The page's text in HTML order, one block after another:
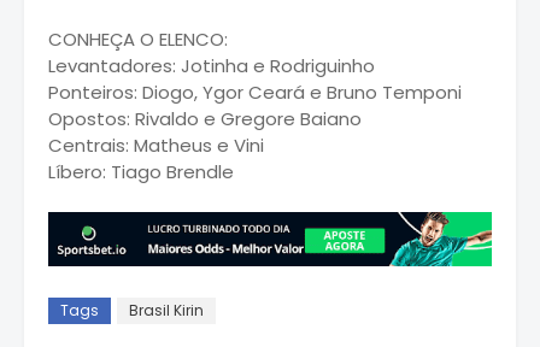
CONHEÇA O ELENCO:
Levantadores: Jotinha e Rodriguinho
Ponteiros: Diogo, Ygor Ceará e Bruno Temponi
Opostos: Rivaldo e Gregore Baiano
Centrais: Matheus e Vini
Líbero: Tiago Brendle
Tags Brasil Kirin